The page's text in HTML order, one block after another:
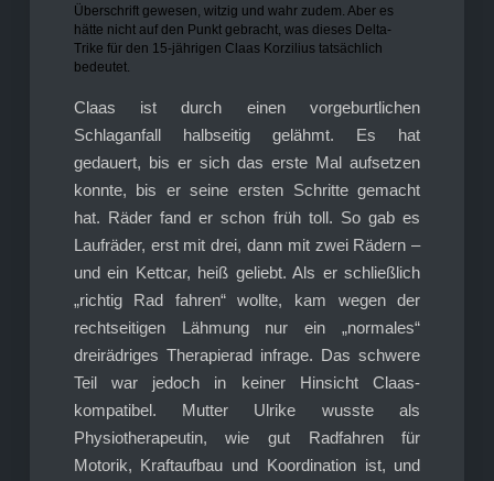
Überschrift gewesen, witzig und wahr zudem. Aber es
hätte nicht auf den Punkt gebracht, was dieses Delta-
Trike für den 15-jährigen Claas Korzilius tatsächlich
bedeutet.
Claas ist durch einen vorgeburtlichen
Schlaganfall halbseitig gelähmt. Es hat
gedauert, bis er sich das erste Mal aufsetzen
konnte, bis er seine ersten Schritte gemacht
hat. Räder fand er schon früh toll. So gab es
Laufräder, erst mit drei, dann mit zwei Rädern –
und ein Kettcar, heiß geliebt. Als er schließlich
„richtig Rad fahren“ wollte, kam wegen der
rechtseitigen Lähmung nur ein „normales“
dreirädriges Therapierad infrage. Das schwere
Teil war jedoch in keiner Hinsicht Claas-
kompatibel. Mutter Ulrike wusste als
Physiotherapeutin, wie gut Radfahren für
Motorik, Kraftaufbau und Koordination ist, und